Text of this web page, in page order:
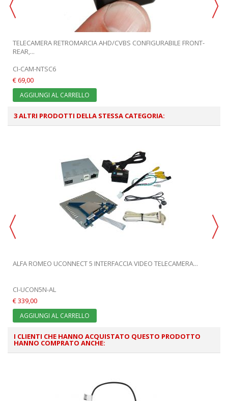
TELECAMERA RETROMARCIA AHD/CVBS CONFIGURABILE FRONT-
REAR,...
CI-CAM-NTSC6
€ 69,00
AGGIUNGI AL CARRELLO
3 ALTRI PRODOTTI DELLA STESSA CATEGORIA:
ALFA ROMEO UCONNECT 5 INTERFACCIA VIDEO TELECAMERA...
CI-UCON5N-AL
€ 339,00
AGGIUNGI AL CARRELLO
I CLIENTI CHE HANNO ACQUISTATO QUESTO PRODOTTO
HANNO COMPRATO ANCHE: